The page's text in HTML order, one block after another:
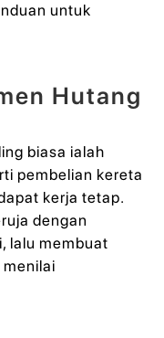
untuk
Hutang
biasa ialah
pembelian kereta
kerja tetap.
dengan
lalu membuat